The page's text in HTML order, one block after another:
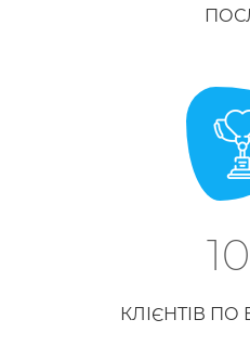
КЛІЄНТІВ ПО